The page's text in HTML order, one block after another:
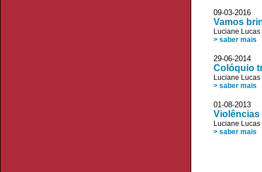
09-03-2016
Vamos
Luciane
> saber mais
29-06-2014
Colóquio
Luciane
> saber mais
01-08-2013
Luciane
> saber mais